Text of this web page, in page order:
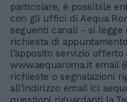
particolare, è possibile
con gli uffici di Aequa
seguenti canali - si
richiesta di
l'apposito servizio offerto
www.aequaroma.it email
richieste o segnalazioni
all'indirizzo email ici